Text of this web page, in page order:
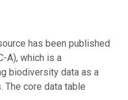
has been published
A), which is a
biodiversity data as a
The core data table